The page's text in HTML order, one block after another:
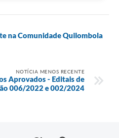
na Comunidade Quilombola
NOTÍCIA MENOS RECENTE
Aprovados - Editais de
006/2022 e 002/2024